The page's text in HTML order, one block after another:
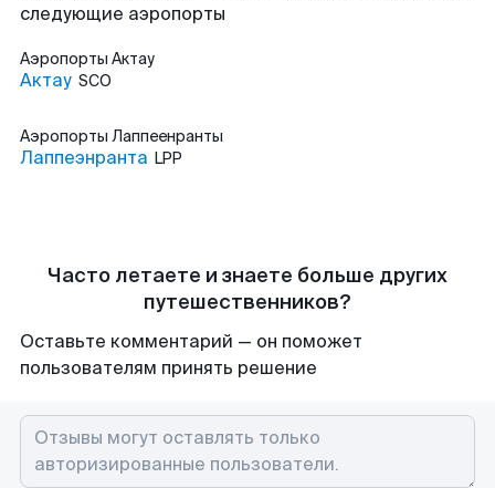
следующие аэропорты
Аэропорты Актау
Актау SCO
Аэропорты Лаппеенранты
Лаппеэнранта LPP
Часто летаете и знаете больше других
путешественников?
Оставьте комментарий — он поможет
пользователям принять решение